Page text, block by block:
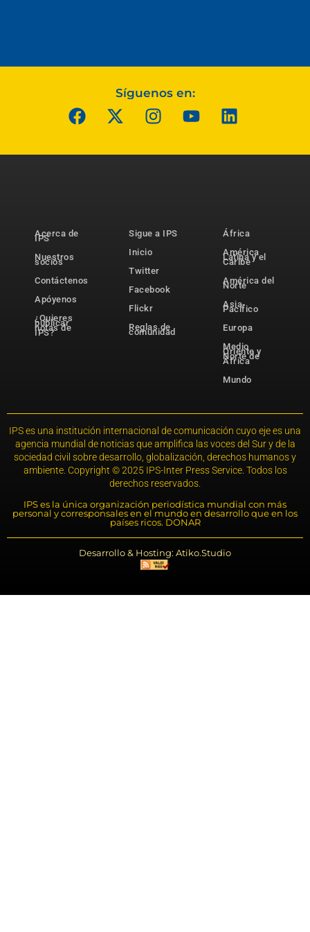
Síguenos en:
Acerca de
IPS
Nuestros
socios
Contáctenos
Apóyenos
¿Quieres
publicar
notas de
IPS?
Sigue a IPS
Inicio
Twitter
Facebook
Flickr
Reglas de
comunidad
África
América
Latina y el
Caribe
América del
Norte
Asia-
Pacífico
Europa
Medio
Oriente y
Norte de
África
Mundo
IPS es una institución internacional de comunicación cuyo eje es una
agencia mundial de noticias que amplifica las voces del Sur y de la
sociedad civil sobre desarrollo, globalización, derechos humanos y
ambiente. Copyright © 2025 IPS-Inter Press Service. Todos los
derechos reservados.
IPS es la única organización periodística mundial con más
personal y corresponsales en el mundo en desarrollo que en los
países ricos. DONAR
Desarrollo & Hosting: Atiko.Studio